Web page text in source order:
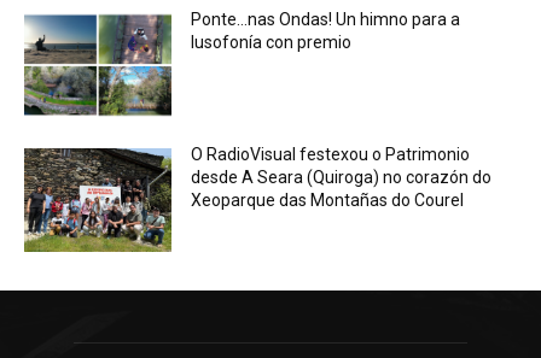
Ponte…nas Ondas! Un himno para a
lusofonía con premio
O RadioVisual festexou o Patrimonio
desde A Seara (Quiroga) no corazón do
Xeoparque das Montañas do Courel